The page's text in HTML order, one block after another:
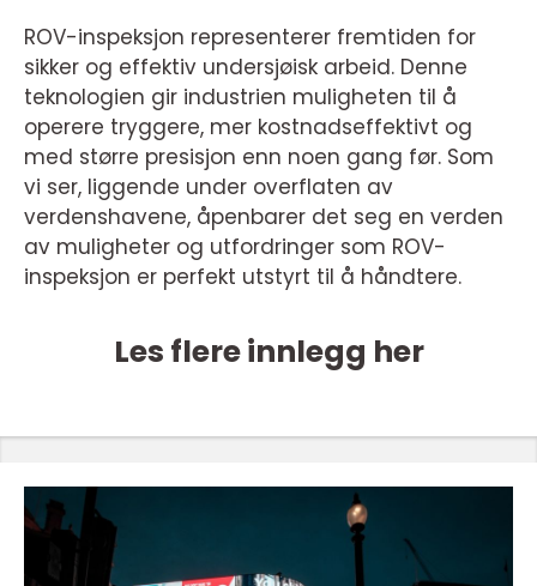
ROV-inspeksjon representerer fremtiden for
sikker og effektiv undersjøisk arbeid. Denne
teknologien gir industrien muligheten til å
operere tryggere, mer kostnadseffektivt og
med større presisjon enn noen gang før. Som
vi ser, liggende under overflaten av
verdenshavene, åpenbarer det seg en verden
av muligheter og utfordringer som ROV-
inspeksjon er perfekt utstyrt til å håndtere.
Les flere innlegg her